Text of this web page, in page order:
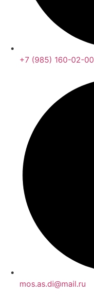
+7 (985) 160-02-00
mos.as.di@mail.ru